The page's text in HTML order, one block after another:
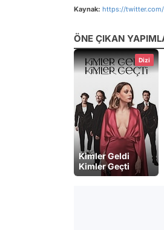
Kaynak: https://
ÖNE ÇIKAN
Dizi
Kimler Geldi
Kimler Geçti